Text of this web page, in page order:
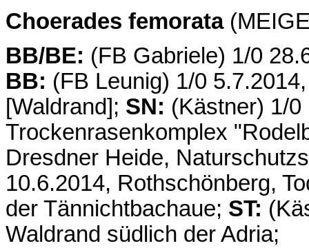
Choerades femorata
BB/BE: (FB Gabriele) 1/0
BB: (FB Leunig) 1/0
[Waldrand]; SN: (Kästner) 1/
Trockenrasenkomplex
Dresdner Heide,
10.6.2014, Rothschönberg,
der Tännichtbachaue; ST:
Waldrand südlich der Adria;